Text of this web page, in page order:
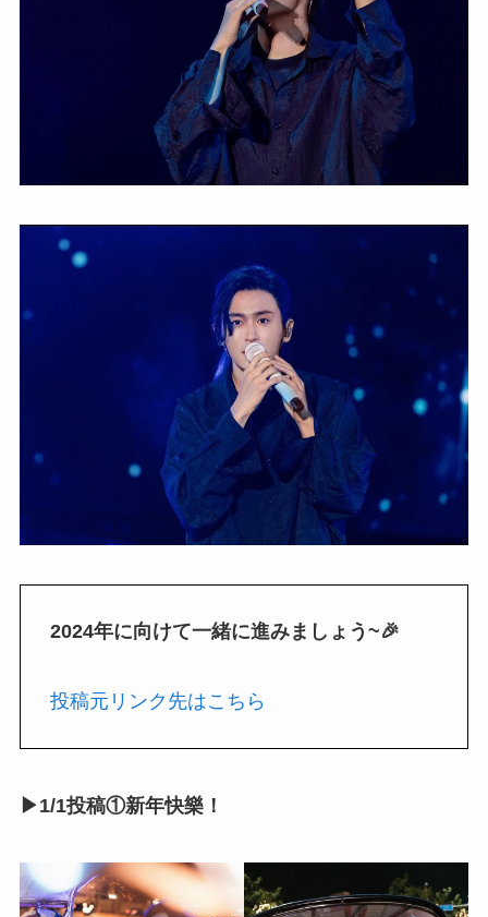
2024年に向けて一緒に進みましょう~🎉
投稿元リンク先はこちら
▶1/1投稿①新年快樂！